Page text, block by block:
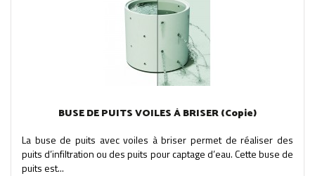
BUSE DE PUITS VOILES À BRISER (Copie)
La buse de puits avec voiles à briser permet de réaliser des
puits d’infiltration ou des puits pour captage d’eau. Cette buse de
puits est...